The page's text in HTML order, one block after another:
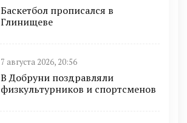
Баскетбол прописался в
Глинищеве
7 августа 2026, 20:56
В Добруни поздравляли
физкультурников и спортсменов